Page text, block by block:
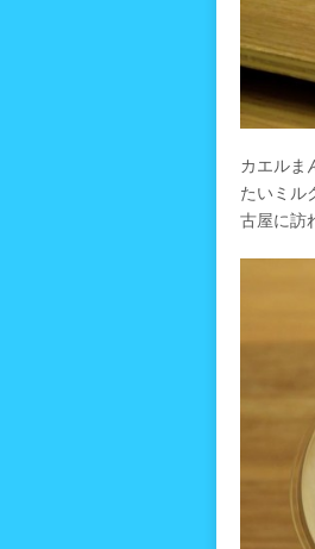
カエルま
たいミル
古屋に訪